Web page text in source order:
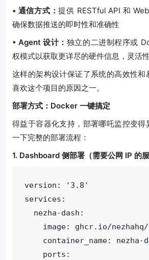
• 通信方式：提供 RESTful API 和
确保数据推送的即时性和准确性
• Agent 设计： 独立的二进制程序或
权模式以获取更详尽的硬件信息，灵活
这样的架构设计保证了系统的高效性和
喜欢这个项目的原因之一。
部署方式：Docker 一键搞定
得益于容器化支持，部署哪吒监控变得
一下完整的部署流程：
1. Dashboard 侧部署（需要公网 IP 的服
version: '3.8'
services:
  nezha-dash:
image: ghcr.io/
container_name: nezha-
    ports: